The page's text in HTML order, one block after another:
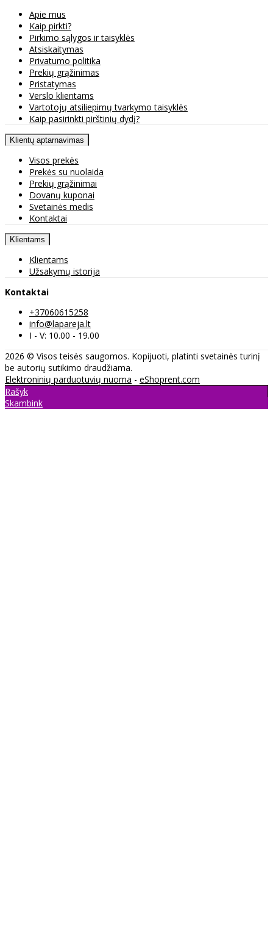
Apie mus
Kaip pirkti?
Pirkimo sąlygos ir taisyklės
Atsiskaitymas
Privatumo politika
Prekių grąžinimas
Pristatymas
Verslo klientams
Vartotojų atsiliepimų tvarkymo taisyklės
Kaip pasirinkti pirštinių dydį?
Klientų aptarnavimas
Visos prekės
Prekės su nuolaida
Prekių grąžinimai
Dovanų kuponai
Svetainės medis
Kontaktai
Klientams
Klientams
Užsakymų istorija
Kontaktai
+37060615258
info@lapareja.lt
I - V: 10.00 - 19.00
2026 © Visos teisės saugomos. Kopijuoti, platinti svetainės turinį
be autorių sutikimo draudžiama.
Elektroninių parduotuvių nuoma - eShoprent.com
Rašyk
Skambink